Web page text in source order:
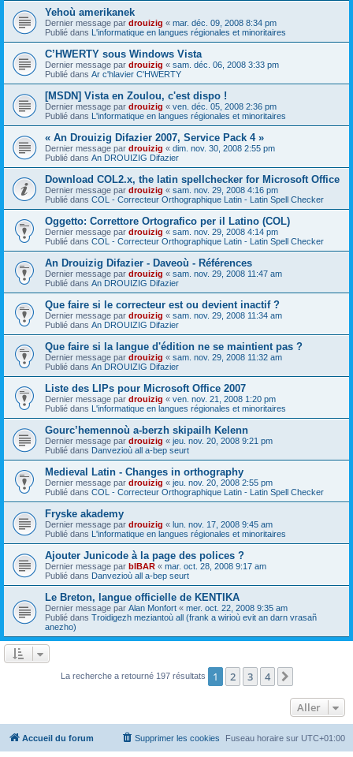
Yehoù amerikanek
Dernier message par drouizig « mar. déc. 09, 2008 8:34 pm
Publié dans L'informatique en langues régionales et minoritaires
C’HWERTY sous Windows Vista
Dernier message par drouizig « sam. déc. 06, 2008 3:33 pm
Publié dans Ar c'hlavier C'HWERTY
[MSDN] Vista en Zoulou, c'est dispo !
Dernier message par drouizig « ven. déc. 05, 2008 2:36 pm
Publié dans L'informatique en langues régionales et minoritaires
« An Drouizig Difazier 2007, Service Pack 4 »
Dernier message par drouizig « dim. nov. 30, 2008 2:55 pm
Publié dans An DROUIZIG Difazier
Download COL2.x, the latin spellchecker for Microsoft Office
Dernier message par drouizig « sam. nov. 29, 2008 4:16 pm
Publié dans COL - Correcteur Orthographique Latin - Latin Spell Checker
Oggetto: Correttore Ortografico per il Latino (COL)
Dernier message par drouizig « sam. nov. 29, 2008 4:14 pm
Publié dans COL - Correcteur Orthographique Latin - Latin Spell Checker
An Drouizig Difazier - Daveoù - Références
Dernier message par drouizig « sam. nov. 29, 2008 11:47 am
Publié dans An DROUIZIG Difazier
Que faire si le correcteur est ou devient inactif ?
Dernier message par drouizig « sam. nov. 29, 2008 11:34 am
Publié dans An DROUIZIG Difazier
Que faire si la langue d'édition ne se maintient pas ?
Dernier message par drouizig « sam. nov. 29, 2008 11:32 am
Publié dans An DROUIZIG Difazier
Liste des LIPs pour Microsoft Office 2007
Dernier message par drouizig « ven. nov. 21, 2008 1:20 pm
Publié dans L'informatique en langues régionales et minoritaires
Gourc’hemennoù a-berzh skipailh Kelenn
Dernier message par drouizig « jeu. nov. 20, 2008 9:21 pm
Publié dans Danvezioù all a-bep seurt
Medieval Latin - Changes in orthography
Dernier message par drouizig « jeu. nov. 20, 2008 2:55 pm
Publié dans COL - Correcteur Orthographique Latin - Latin Spell Checker
Fryske akademy
Dernier message par drouizig « lun. nov. 17, 2008 9:45 am
Publié dans L'informatique en langues régionales et minoritaires
Ajouter Junicode à la page des polices ?
Dernier message par bIBAR « mar. oct. 28, 2008 9:17 am
Publié dans Danvezioù all a-bep seurt
Le Breton, langue officielle de KENTIKA
Dernier message par Alan Monfort « mer. oct. 22, 2008 9:35 am
Publié dans Troidigezh meziantoù all (frank a wirioù evit an darn vrasañ
anezho)
La recherche a retourné 197 résultats 1 2 3 4
Aller
Accueil du forum Fuseau horaire sur UTC+01:00
Supprimer les cookies